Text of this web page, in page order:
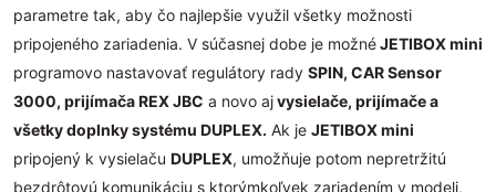
parametre tak, aby čo najlepšie využil všetky možnosti
pripojeného zariadenia. V súčasnej dobe je možnéJETIBOX mini
programovo nastavovať regulátory rady SPIN, CAR Sensor
3000, prijímača REX JBC a novo ajvysielače, prijímače a
všetky doplnky systému DUPLEX. Ak je JETIBOX mini
pripojený k vysielaču DUPLEX, umožňuje potom nepretržitú
bezdrôtovú komunikáciu s ktorýmkoľvek zariadením v modeli,